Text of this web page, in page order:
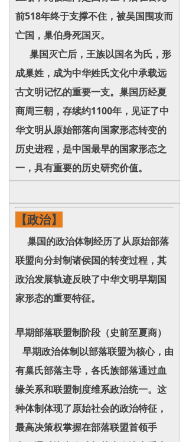
前518年终于支撑不住，被吴国围攻而
亡国，巢伯身死国灭。
巢国灭亡后，王族以国名为氏，形
成巢姓，成为中华姓氏文化中承载远
古文明记忆的重要一支。巢国历经夏
商周三朝，存续约1100年，见证了中
华文明从原始部落向国家形态转变的
历史进程，是中国最早的国家形态之
一，具有重要的历史研究价值。
【政治】
巢国的政治体制经历了从原始部落
联盟向分封制诸侯国的转变过程，其
政治发展轨迹反映了中华文明早期国
家形态的重要特征。
早期部落联盟制阶段（史前至夏商）
早期政治体制以部落联盟为核心，由
有巢氏部落主导，各氏族部落通过血
缘关系和联盟制度维系政治统一。这
种体制体现了原始社会的政治特征，
最高决策权掌握在部落联盟首领手